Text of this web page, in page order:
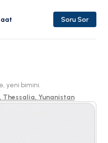
Soru Sor
yeni bimini.
Thessalia, Yunanistan